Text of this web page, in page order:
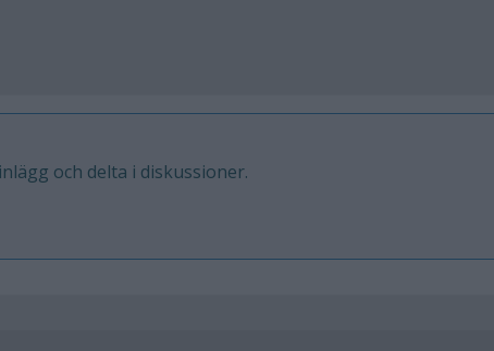
och delta i diskussioner.